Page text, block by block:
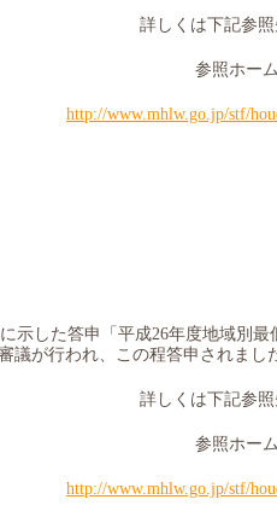
詳しくは下記参照
参照ホー
http://www.mhlw.go.jp/stf/
に示した答申「平成26年度地域別最
が行われ、この程答申されまし
詳しくは下記参照
参照ホー
http://www.mhlw.go.jp/stf/